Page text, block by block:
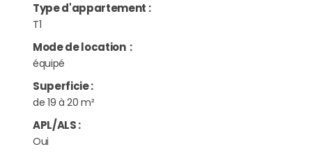
Type d'appartement :
T1
Mode de location :
équipé
Superficie:
de 19 à 20 m²
APL/ALS:
Oui